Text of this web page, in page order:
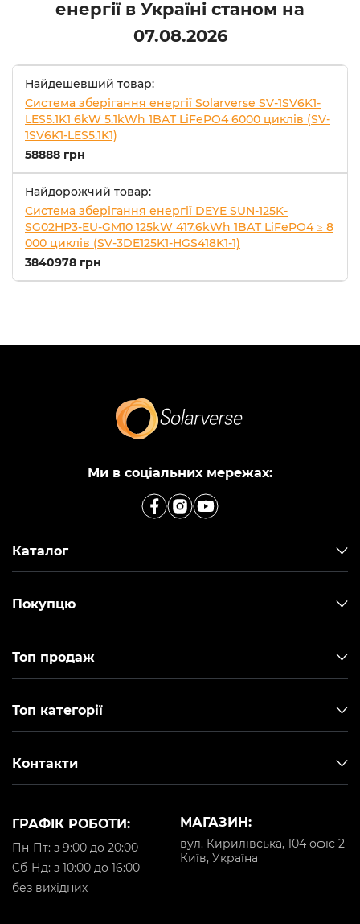
енергії в Україні станом на
07.08.2026
Найдешевший товар:
Система зберігання енергії Solarverse SV-1SV6K1-
LES5.1K1 6kW 5.1kWh 1BAT LiFePO4 6000 циклів (SV-
1SV6K1-LES5.1K1)
58888 грн
Найдорожчий товар:
Система зберігання енергії DEYE SUN-125K-
SG02HP3-EU-GM10 125kW 417.6kWh 1BAT LiFePO4 ≥ 8
000 циклів (SV-3DE125K1-HGS418K1-1)
3840978 грн
Ми в соціальних мережах:
Каталог
Покупцю
Топ продаж
Топ категорії
Контакти
МАГАЗИН:
вул. Кирилівська, 104 офіс 2
Київ, Україна
ГРАФІК РОБОТИ:
Пн-Пт: з 9:00 до 20:00
Cб-Нд: з 10:00 до 16:00
без вихідних